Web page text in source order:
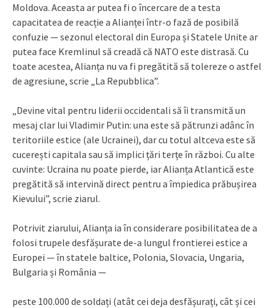
Moldova. Aceasta ar putea fi o încercare de a testa
capacitatea de reacție a Alianței într-o fază de posibilă
confuzie — sezonul electoral din Europa și Statele Unite ar
putea face Kremlinul să creadă că NATO este distrasă. Cu
toate acestea, Alianța nu va fi pregătită să tolereze o astfel
de agresiune, scrie „La Repubblica”.
„Devine vital pentru liderii occidentali să îi transmită un
mesaj clar lui Vladimir Putin: una este să pătrunzi adânc în
teritoriile estice (ale Ucrainei), dar cu totul altceva este să
cucerești capitala sau să implici țări terțe în război. Cu alte
cuvinte: Ucraina nu poate pierde, iar Alianța Atlantică este
pregătită să intervină direct pentru a împiedica prăbușirea
Kievului”, scrie ziarul.
Potrivit ziarului, Alianța ia în considerare posibilitatea de a
folosi trupele desfășurate de-a lungul frontierei estice a
Europei — în statele baltice, Polonia, Slovacia, Ungaria,
Bulgaria și România —
peste 100.000 de soldați (atât cei deja desfășurați, cât și cei